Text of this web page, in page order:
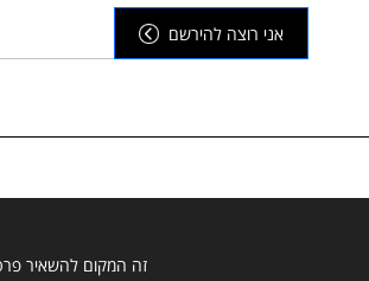
אני רוצה להירשם
זה המקום להשאיר